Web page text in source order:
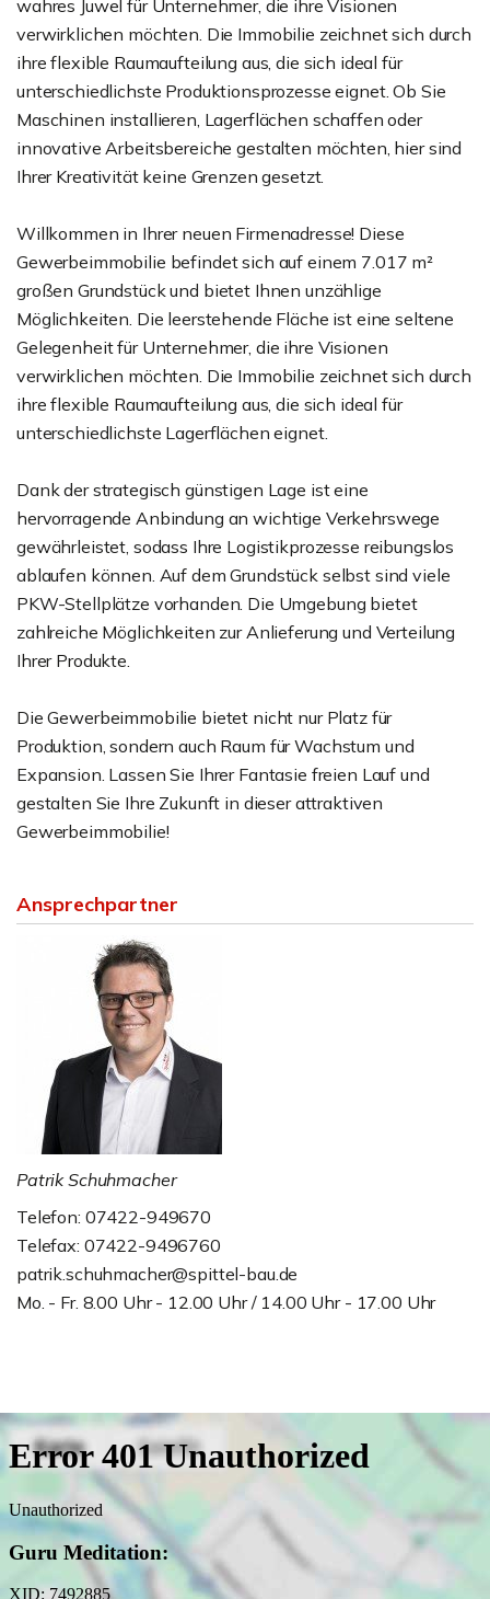
wahres Juwel für Unternehmer, die ihre Visionen
verwirklichen möchten. Die Immobilie zeichnet sich durch
ihre flexible Raumaufteilung aus, die sich ideal für
unterschiedlichste Produktionsprozesse eignet. Ob Sie
Maschinen installieren, Lagerflächen schaffen oder
innovative Arbeitsbereiche gestalten möchten, hier sind
Ihrer Kreativität keine Grenzen gesetzt.
Willkommen in Ihrer neuen Firmenadresse! Diese
Gewerbeimmobilie befindet sich auf einem 7.017 m²
großen Grundstück und bietet Ihnen unzählige
Möglichkeiten. Die leerstehende Fläche ist eine seltene
Gelegenheit für Unternehmer, die ihre Visionen
verwirklichen möchten. Die Immobilie zeichnet sich durch
ihre flexible Raumaufteilung aus, die sich ideal für
unterschiedlichste Lagerflächen eignet.
Dank der strategisch günstigen Lage ist eine
hervorragende Anbindung an wichtige Verkehrswege
gewährleistet, sodass Ihre Logistikprozesse reibungslos
ablaufen können. Auf dem Grundstück selbst sind viele
PKW-Stellplätze vorhanden. Die Umgebung bietet
zahlreiche Möglichkeiten zur Anlieferung und Verteilung
Ihrer Produkte.
Die Gewerbeimmobilie bietet nicht nur Platz für
Produktion, sondern auch Raum für Wachstum und
Expansion. Lassen Sie Ihrer Fantasie freien Lauf und
gestalten Sie Ihre Zukunft in dieser attraktiven
Gewerbeimmobilie!
Ansprechpartner
Patrik Schuhmacher
Telefon: 07422-949670
Telefax: 07422-9496760
patrik.schuhmacher@spittel-bau.de
Mo. - Fr. 8.00 Uhr - 12.00 Uhr / 14.00 Uhr - 17.00 Uhr